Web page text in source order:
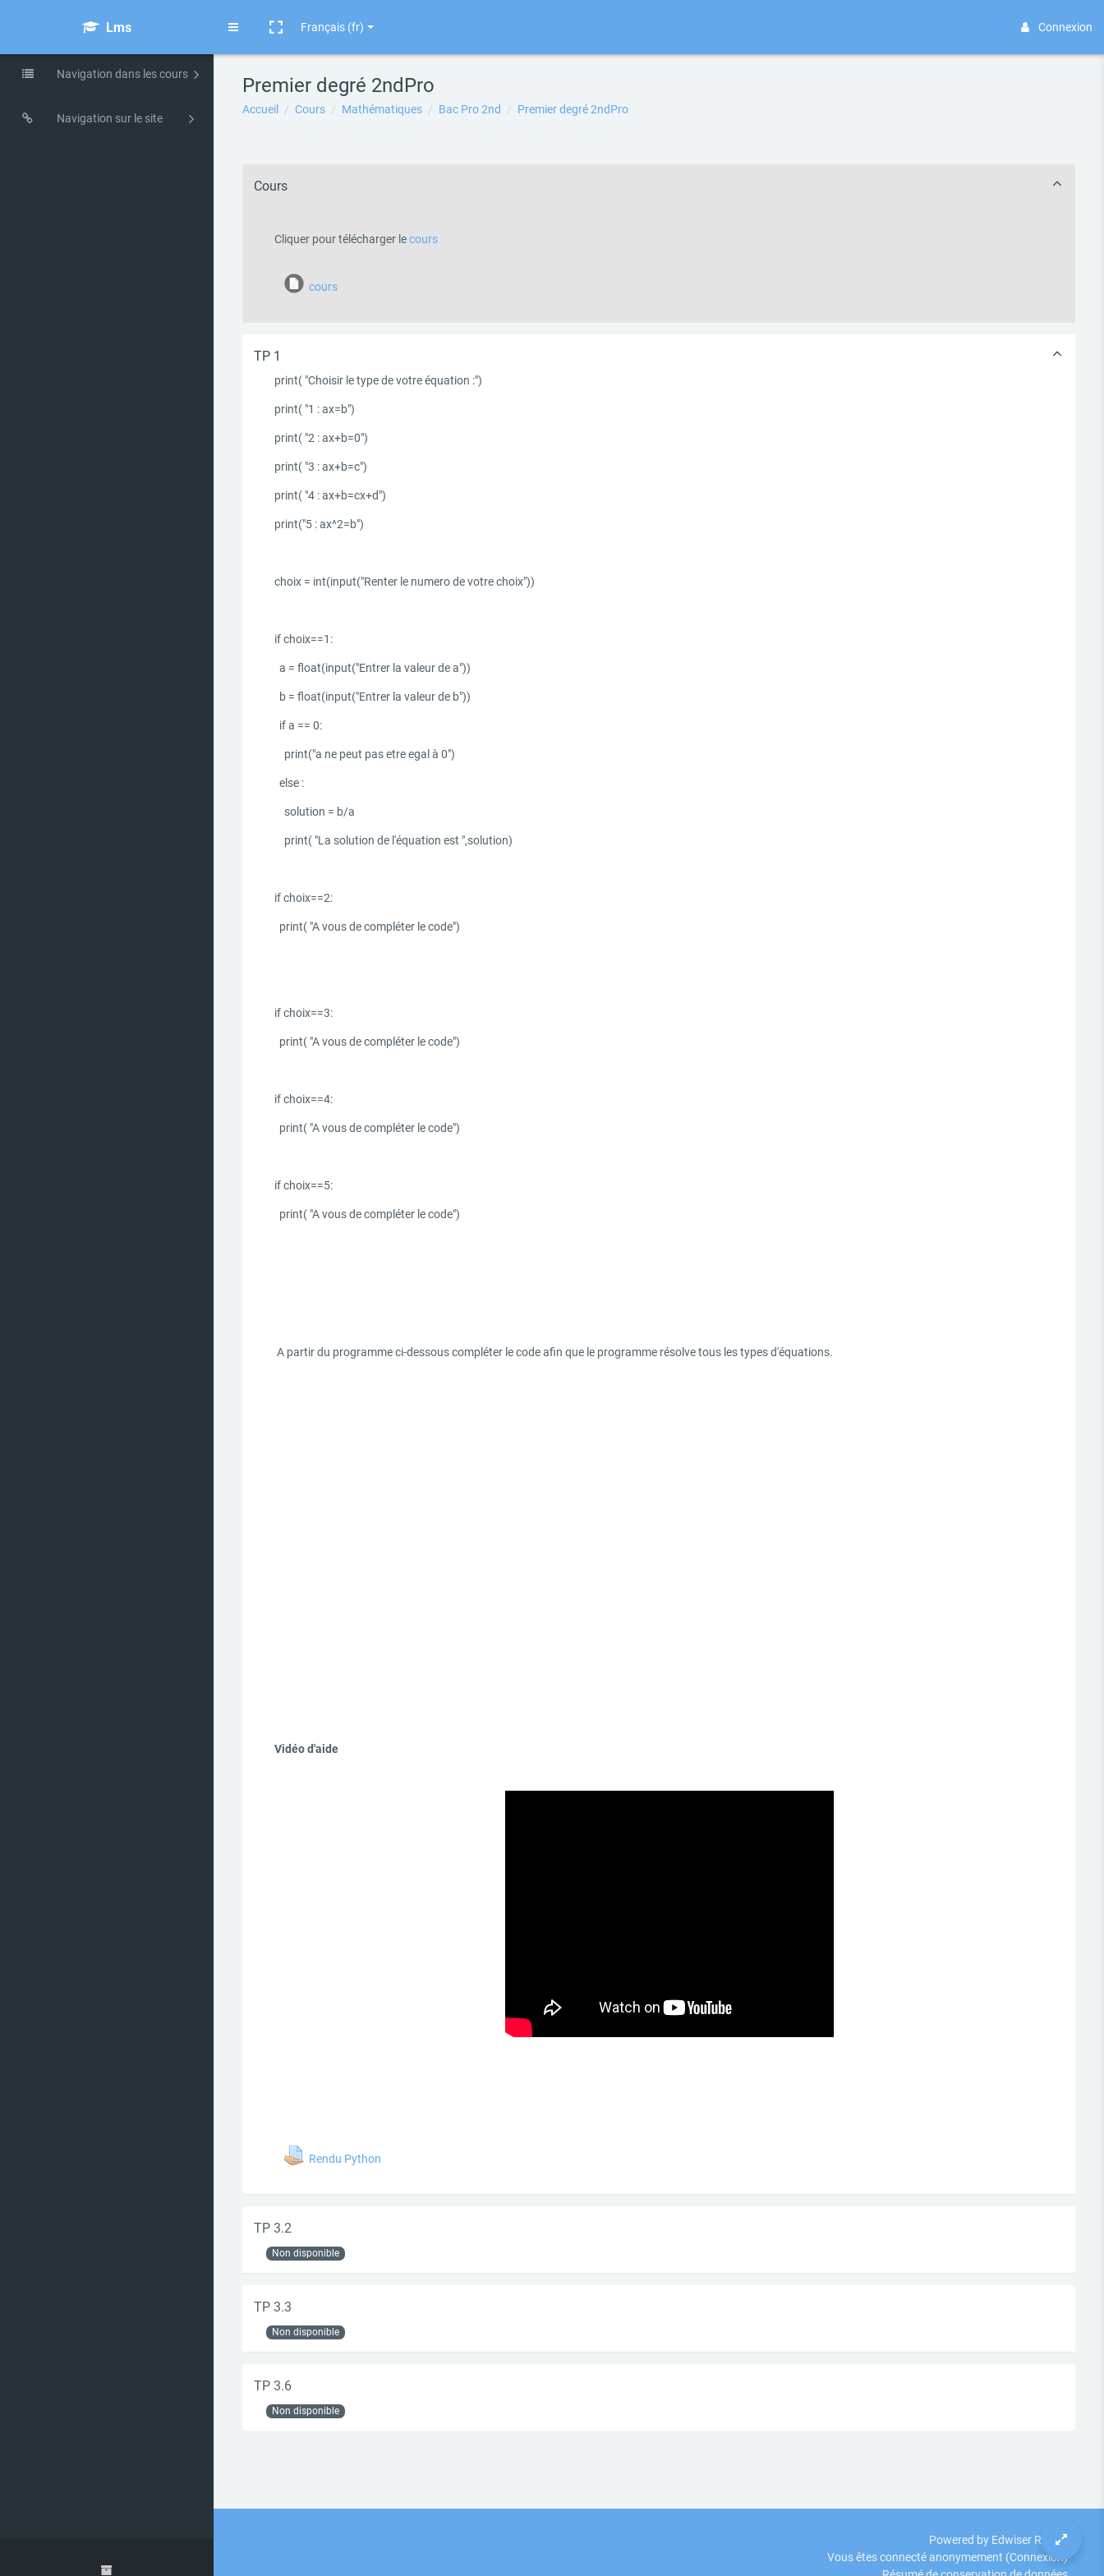
Lms Panneau latéral
Français ‎(fr)‎ Connexion
Navigation dans les cours
Navigation sur le site
Premier degré 2ndPro
Accueil Cours Mathématiques Bac Pro 2nd Premier degré 2ndPro
Aperçu des sections
Cours
Cliquer pour télécharger lecours
cours
TP 1
print( "Choisir le type de votre équation :")
print( "1 : ax=b")
print( "2 : ax+b=0")
print( "3 : ax+b=c")
print( "4 : ax+b=cx+d")
print("5 : ax^2=b")
choix = int(input("Renter le numero de votre choix"))
if choix==1:
a = float(input("Entrer la valeur de a"))
b = float(input("Entrer la valeur de b"))
if a == 0:
print("a ne peut pas etre egal à 0")
else :
solution = b/a
print( "La solution de l'équation est ",solution)
if choix==2:
print( "A vous de compléter le code")
if choix==3:
print( "A vous de compléter le code")
if choix==4:
print( "A vous de compléter le code")
if choix==5:
print( "A vous de compléter le code")
A partir du programme ci-dessous compléter le code afin que le programme résolve tous les types d'équations.
Vidéo d'aide
Rendu Python
Devoir
TP 3.2
Non disponible
TP 3.3
Non disponible
TP 3.6
Non disponible
Powered by Edwiser RemUI
Vous êtes connecté anonymement (Connexion)